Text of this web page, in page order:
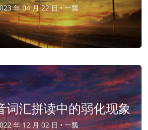
年 04 月 22 日 •一瓢
汇拼读中的弱化现象
年 12 月 02 日 •一瓢